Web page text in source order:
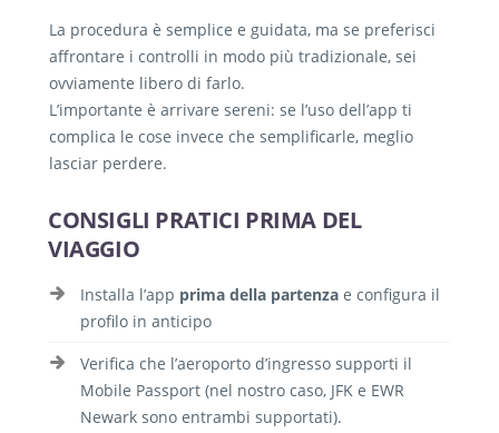
La procedura è semplice e guidata, ma se preferisci
affrontare i controlli in modo più tradizionale, sei
ovviamente libero di farlo.
L’importante è arrivare sereni: se l’uso dell’app ti
complica le cose invece che semplificarle, meglio
lasciar perdere.
CONSIGLI PRATICI PRIMA DEL
VIAGGIO
Installa l’app prima della partenza e configura il
profilo in anticipo
Verifica che l’aeroporto d’ingresso supporti il
Mobile Passport (nel nostro caso, JFK e EWR
Newark sono entrambi supportati).